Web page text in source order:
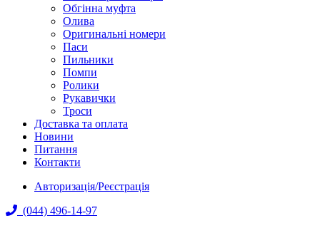
Обгінна муфта
Олива
Оригинальні номери
Паси
Пильники
Помпи
Ролики
Рукавички
Троси
Доставка та оплата
Новини
Питання
Контакти
Авторизація/Реєстрація
(044) 496-14-97